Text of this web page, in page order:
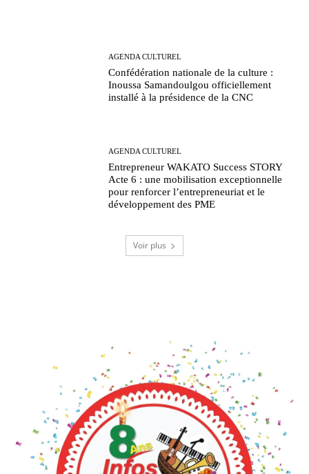
AGENDA CULTUREL
Confédération nationale de la culture :
Inoussa Samandoulgou officiellement
installé à la présidence de la CNC
AGENDA CULTUREL
Entrepreneur WAKATO Success STORY
Acte 6 : une mobilisation exceptionnelle
pour renforcer l’entrepreneuriat et le
développement des PME
Voir plus